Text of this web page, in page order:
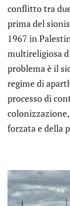
conflitto tra
prima del
1967 in
multireligiosa
problema è il
regime di
processo di
colonizzazione,
forzata e della